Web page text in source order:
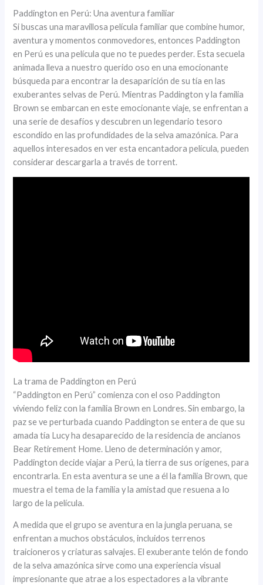
Paddington en Perú: Una aventura familiar
Si buscas una maravillosa película familiar que combine humor,
aventura y momentos conmovedores, entonces Paddington
en Perú es una película que no te puedes perder. Esta secuela
animada lleva a nuestro querido oso en una emocionante
búsqueda para encontrar la desaparición de su tía en las
exuberantes selvas de Perú. Mientras Paddington y la familia
Brown se embarcan en este emocionante viaje, se enfrentan a
una serie de desafíos y descubren un legendario tesoro
escondido en las profundidades de la selva amazónica. Para
aquellos interesados ​​en ver esta encantadora película, pueden
considerar descargarla a través de torrent.
La trama de Paddington en Perú
“Paddington en Perú” comienza con el oso Paddington
viviendo feliz con la familia Brown en Londres. Sin embargo, la
paz se ve perturbada cuando Paddington se entera de que su
amada tía Lucy ha desaparecido de la residencia de ancianos
Bear Retirement Home. Lleno de determinación y amor,
Paddington decide viajar a Perú, la tierra de sus orígenes, para
encontrarla. En esta aventura se une a él la familia Brown, que
muestra el tema de la familia y la amistad que resuena a lo
largo de la película.
A medida que el grupo se aventura en la jungla peruana, se
enfrentan a muchos obstáculos, incluidos terrenos
traicioneros y criaturas salvajes. El exuberante telón de fondo
de la selva amazónica sirve como una experiencia visual
impresionante que atrae a los espectadores a la vibrante